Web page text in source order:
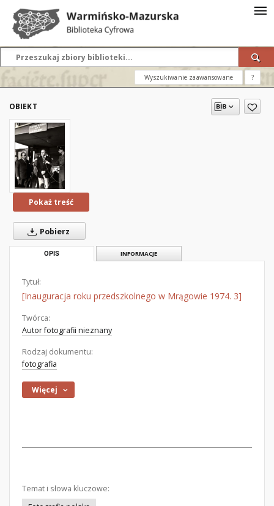
Wyszukiwanie zaawansowane ?
OBIEKT
Pokaż treść
Pobierz
OPIS INFORMACJE
Tytuł:
[Inauguracja roku przedszkolnego w Mrągowie 1974. 3]
Twórca:
Autor fotografii nieznany
Rodzaj dokumentu:
fotografia
Więcej
Temat i słowa kluczowe: